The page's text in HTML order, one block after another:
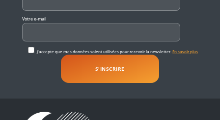
Votre e-mail
J'accepte que mes données soient utilisées pour recevoir la newsletter.En savoir plus